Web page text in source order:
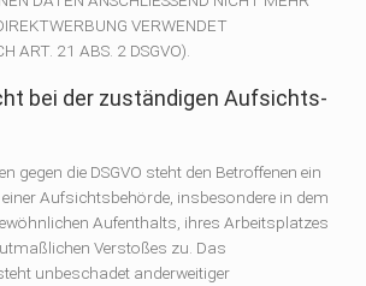
VERWENDET
ART. 21 ABS. 2 DSGVO).
bei der zuständigen Aufsichts­
gegen die DSGVO steht den Betroffenen ein
Aufsichtsbehörde, insbesondere in dem
Aufenthalts, ihres Arbeitsplatzes
Verstoßes zu. Das
unbeschadet anderweitiger